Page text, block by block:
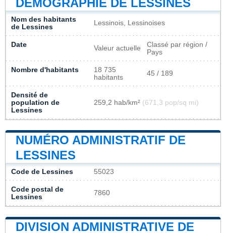
Nom des habitants
de Lessines
Lessinois, Lessinoises
Date Valeur actuelle
Classé par région /
Pays
Nombre d'habitants
18 735
habitants
45 / 189
Densité de
population de
Lessines
259,2 hab/km² (671,3 pop/sq mi)
NUMÉRO ADMINISTRATIF DE
LESSINES
Code de Lessines 55023
Code postal de
Lessines
7860
DIVISION ADMINISTRATIVE DE